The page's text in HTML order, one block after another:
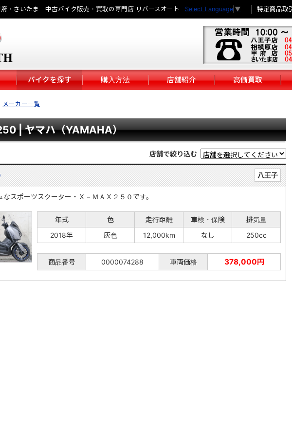
・さいたま 中古バイク販売・買取の専門店 リバースオート Select Language ▼ 特定商品取引
バイクを探す 購入方法 店舗紹介 高価買取
メーカー一覧
| ヤマハ（YAMAHA）
店舗で絞り込む
八王子
なスポーツスクーター・Ｘ－ＭＡＸ２５０です。
年式 色 走行距離 車検・保険
排気量
2018年
灰色 12,000km なし 250cc
商品番号 0000074288 車両価格 378,000円